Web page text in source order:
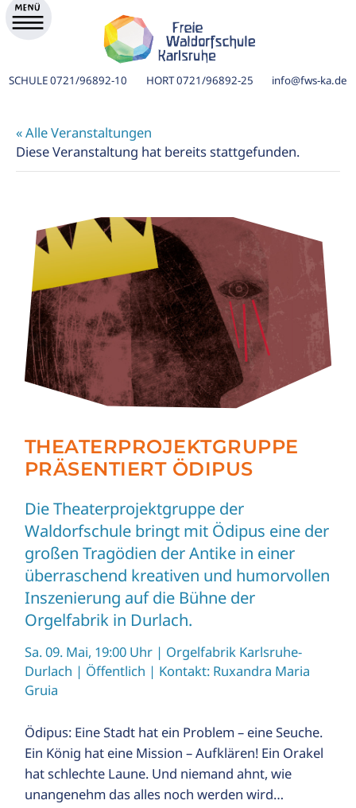
SCHULE0721/96892-10 HORT0721/96892-25 info@fws-ka.de
« Alle Veranstaltungen
Diese Veranstaltung hat bereits stattgefunden.
THEATERPROJEKTGRUPPE
PRÄSENTIERT ÖDIPUS
Die Theaterprojektgruppe der
Waldorfschule bringt mit Ödipus eine der
großen Tragödien der Antike in einer
überraschend kreativen und humorvollen
Inszenierung auf die Bühne der
Orgelfabrik in Durlach.
Sa. 09. Mai, 19:00 Uhr| Orgelfabrik Karlsruhe-
Durlach | Öffentlich | Kontakt: Ruxandra Maria
Gruia
Ödipus: Eine Stadt hat ein Problem – eine Seuche.
Ein König hat eine Mission – Aufklären! Ein Orakel
hat schlechte Laune. Und niemand ahnt, wie
unangenehm das alles noch werden wird…